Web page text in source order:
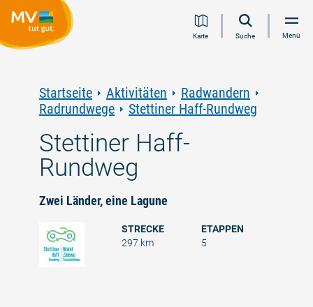
Inhalt
Navigation
Volltextsuche
FooterKarte Suche Menü
Startseite Aktivitäten
Radwandern
Radrundwege
Stettiner Haff-Rundweg
Stettiner Haff-
Rundweg
Zwei Länder, eine Lagune
STRECKE
297 km
ETAPPEN
5